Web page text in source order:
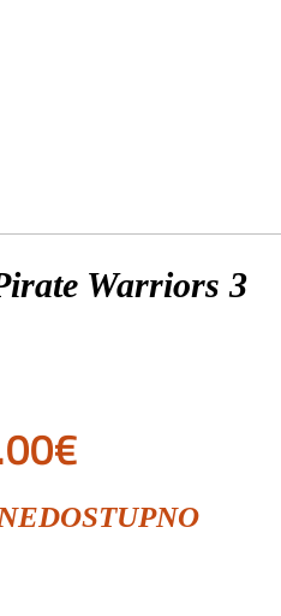
Warriors 3
€